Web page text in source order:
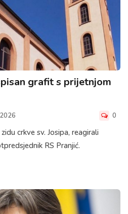
grafit s prijetnjom
0
crkve sv. Josipa, reagirali
RS Pranjić.